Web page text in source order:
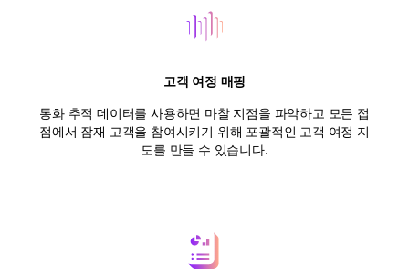
고객 여정 매핑
통화 추적 데이터를 사용하면 마찰 지점을 파악하고 모든 접
점에서 잠재 고객을 참여시키기 위해 포괄적인 고객 여정 지
도를 만들 수 있습니다.